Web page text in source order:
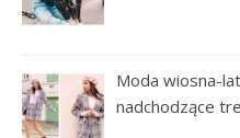
Moda wiosna-
nadchodzące